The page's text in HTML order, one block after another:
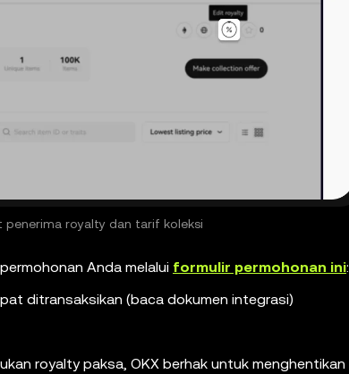
penerima royalty dan tarif koleksi
Anda melalui formulir permohonan ini:
ditransaksikan (baca dokumen integrasi)
royalty paksa, OKX berhak untuk menghentikan